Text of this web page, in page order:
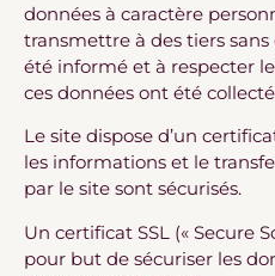
données à caractère
transmettre à des tiers sans
été informé et à respecter
ces données ont été
Le site dispose d’un
les informations et le
par le site sont sécurisés.
Un certificat SSL (« Secure
pour but de sécuriser les